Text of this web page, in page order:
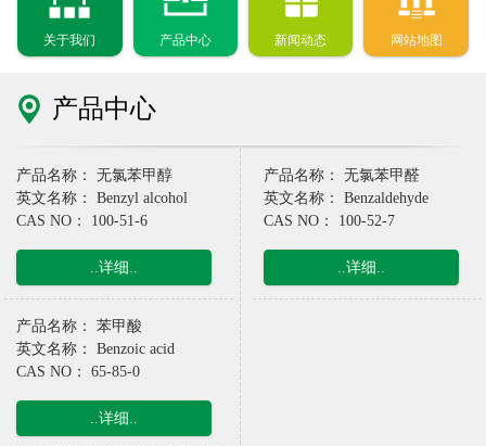
关于我们 产品中心 新闻动态 网站地图
产品中心
产品名称： 无氯苯甲醇
英文名称： Benzyl alcohol
CAS NO： 100-51-6
..详细..
产品名称： 无氯苯甲醛
英文名称： Benzaldehyde
CAS NO： 100-52-7
..详细..
产品名称： 苯甲酸
英文名称： Benzoic acid
CAS NO： 65-85-0
..详细..